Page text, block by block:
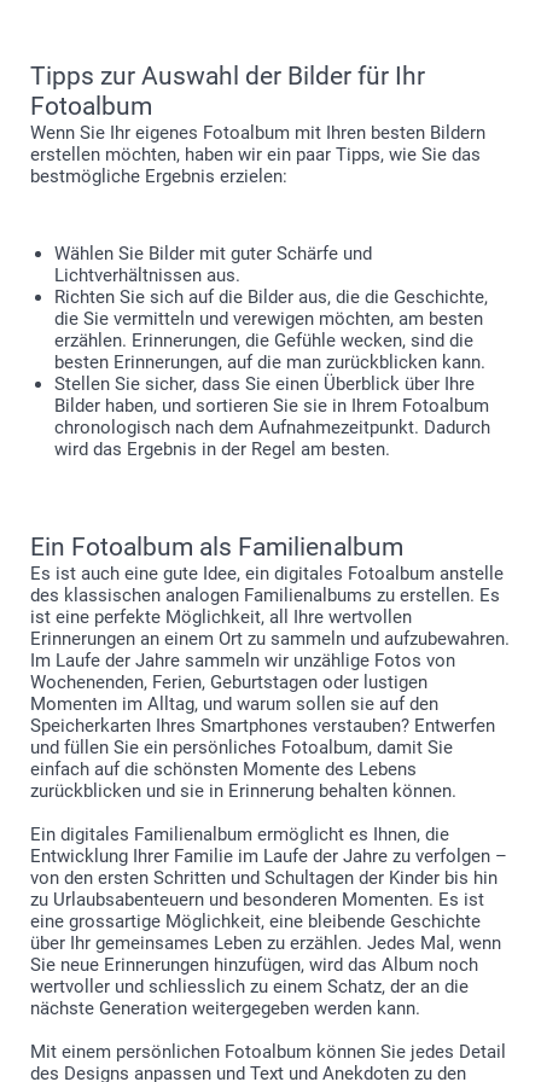
Tipps zur Auswahl der Bilder für Ihr
Fotoalbum
Wenn Sie Ihr eigenes Fotoalbum mit Ihren besten Bildern
erstellen möchten, haben wir ein paar Tipps, wie Sie das
bestmögliche Ergebnis erzielen:
Wählen Sie Bilder mit guter Schärfe und
Lichtverhältnissen aus.
Richten Sie sich auf die Bilder aus, die die Geschichte,
die Sie vermitteln und verewigen möchten, am besten
erzählen. Erinnerungen, die Gefühle wecken, sind die
besten Erinnerungen, auf die man zurückblicken kann.
Stellen Sie sicher, dass Sie einen Überblick über Ihre
Bilder haben, und sortieren Sie sie in Ihrem Fotoalbum
chronologisch nach dem Aufnahmezeitpunkt. Dadurch
wird das Ergebnis in der Regel am besten.
Ein Fotoalbum als Familienalbum
Es ist auch eine gute Idee, ein digitales Fotoalbum anstelle
des klassischen analogen Familienalbums zu erstellen. Es
ist eine perfekte Möglichkeit, all Ihre wertvollen
Erinnerungen an einem Ort zu sammeln und aufzubewahren.
Im Laufe der Jahre sammeln wir unzählige Fotos von
Wochenenden, Ferien, Geburtstagen oder lustigen
Momenten im Alltag, und warum sollen sie auf den
Speicherkarten Ihres Smartphones verstauben? Entwerfen
und füllen Sie ein persönliches Fotoalbum, damit Sie
einfach auf die schönsten Momente des Lebens
zurückblicken und sie in Erinnerung behalten können.
Ein digitales Familienalbum ermöglicht es Ihnen, die
Entwicklung Ihrer Familie im Laufe der Jahre zu verfolgen –
von den ersten Schritten und Schultagen der Kinder bis hin
zu Urlaubsabenteuern und besonderen Momenten. Es ist
eine grossartige Möglichkeit, eine bleibende Geschichte
über Ihr gemeinsames Leben zu erzählen. Jedes Mal, wenn
Sie neue Erinnerungen hinzufügen, wird das Album noch
wertvoller und schliesslich zu einem Schatz, der an die
nächste Generation weitergegeben werden kann.
Mit einem persönlichen Fotoalbum können Sie jedes Detail
des Designs anpassen und Text und Anekdoten zu den